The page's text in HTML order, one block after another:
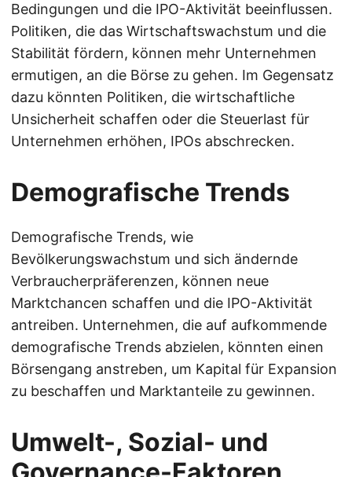
Bedingungen und die IPO-Aktivität beeinflussen.
Politiken, die das Wirtschaftswachstum und die
Stabilität fördern, können mehr Unternehmen
ermutigen, an die Börse zu gehen. Im Gegensatz
dazu könnten Politiken, die wirtschaftliche
Unsicherheit schaffen oder die Steuerlast für
Unternehmen erhöhen, IPOs abschrecken.
Demografische Trends
Demografische Trends, wie
Bevölkerungswachstum und sich ändernde
Verbraucherpräferenzen, können neue
Marktchancen schaffen und die IPO-Aktivität
antreiben. Unternehmen, die auf aufkommende
demografische Trends abzielen, könnten einen
Börsengang anstreben, um Kapital für Expansion
zu beschaffen und Marktanteile zu gewinnen.
Umwelt-, Sozial- und